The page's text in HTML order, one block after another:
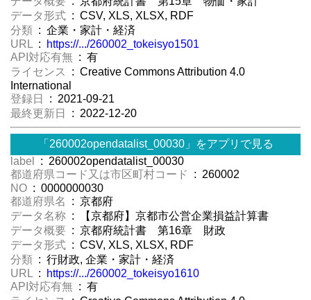
データ形式 : CSV, XLS, XLSX, RDF
分類 : 企業・家計・経済
URL :
https://.../260002_tokeisyo1501
API対応有無 : 有
ライセンス
: Creative Commons Attribution 4.0
International
登録日
: 2021-09-21
最終更新日
: 2022-12-20
「260002opendatalist_00030」をアプリで見る
label
: 260002opendatalist_00030
都道府県コード又は市区町村コード
: 260002
NO : 0000000030
都道府県名
: 京都府
データ名称 : 【京都府】京都市公営企業損益計算書
データ概要 : 京都府統計書 第16章 財政
データ形式 : CSV, XLS, XLSX, RDF
分類 : 行財政, 企業・家計・経済
URL :
https://.../260002_tokeisyo1610
API対応有無 : 有